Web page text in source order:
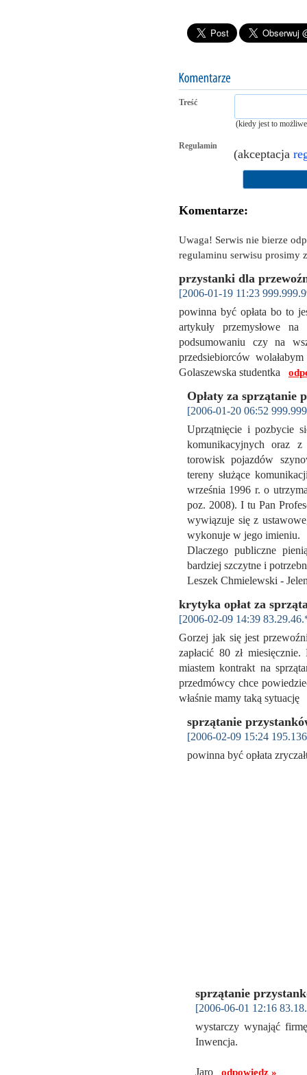
Treść
(kiedy jest to
Regulamin
(akceptacja
Komentarze:
Uwaga! Serwis nie bierze
regulaminu serwisu prosimy
przystanki dla
[2006-01-19 11:23
powinna być opłata bo to
artykuły przemysłowe
podsumowaniu czy na
przedsiebiorców
Golaszewska studentka
Opłaty za sprzątanie
[2006-01-20 06:52
Uprzątnięcie i pozbycie
komunikacyjnych oraz
torowisk pojazdów
tereny służące
września 1996 r. o
poz. 2008). I tu Pan
wywiązuje się z
wykonuje w jego imieniu.
Dlaczego publiczne
bardziej szczytne i
Leszek Chmielewski -
krytyka opłat za
[2006-02-09 14:39
Gorzej jak się jest
zapłacić 80 zł
miastem kontrakt na
przedmówcy chce
właśnie mamy taką sytuację
sprzątanie
[2006-02-09 15:24
powinna być opłata
sprzątanie
[2006-06-01 12:16
wystarczy wynająć
Inwencja.
Jaro odpowiedz »